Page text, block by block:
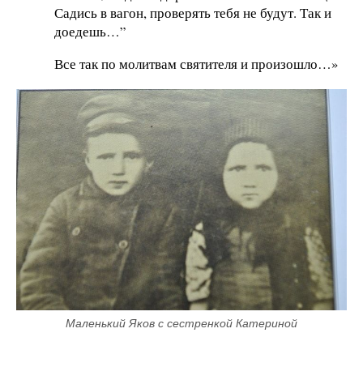
Садись в вагон, проверять тебя не будут. Так и
доедешь…”
Все так по молитвам святителя и произошло…»
Маленький Яков с сестренкой Катериной